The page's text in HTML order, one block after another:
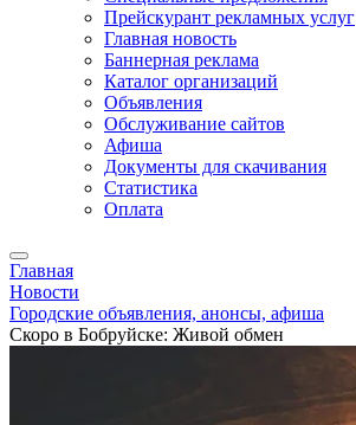
Прейскурант рекламных услуг
Главная новость
Баннерная реклама
Каталог организаций
Объявления
Обслуживание сайтов
Афиша
Документы для скачивания
Статистика
Оплата
Главная
Новости
Городские объявления, анонсы, афиша
Скоро в Бобруйске: Живой обмен